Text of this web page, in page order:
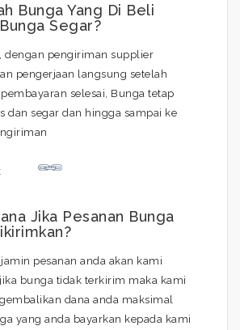
Bunga Yang Di Beli
Segar?
dengan pengiriman supplier
pengerjaan langsung setelah
selesai, Bunga tetap
dan segar dan hingga sampai ke
Jika Pesanan Bunga
pesanan anda akan kami
bunga tidak terkirim maka kami
dana anda maksimal
yang anda bayarkan kepada kami